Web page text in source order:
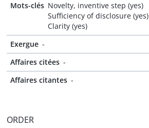
Mots-clés Novelty, inventive step (yes)
Sufficiency of disclosure (yes)
Clarity (yes)
Exergue -
Affaires citées -
Affaires citantes -
ORDER